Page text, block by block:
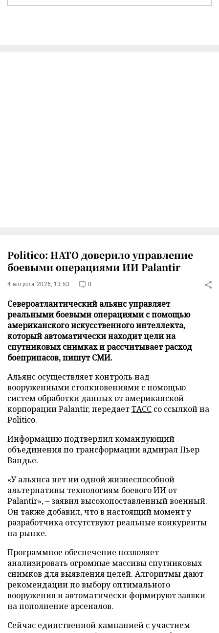
Politico: НАТО доверило управление
боевыми операциями ИИ Palantir
4 августа 2026, 13:53 0
Североатлантический альянс управляет
реальными боевыми операциями с помощью
американского искусственного интеллекта,
который автоматически находит цели на
спутниковых снимках и рассчитывает расход
боеприпасов, пишут СМИ.
Альянс осуществляет контроль над
вооруженными столкновениями с помощью
систем обработки данных от американской
корпорации Palantir, передаетТАСС со ссылкой на
Politico.
Информацию подтвердил командующий
объединения по трансформации адмирал Пьер
Вандье.
«У альянса нет ни одной жизнеспособной
альтернативы технологиям боевого ИИ от
Palantir», – заявил высокопоставленный военный.
Он также добавил, что в настоящий момент у
разработчика отсутствуют реальные конкуренты
на рынке.
Программное обеспечение позволяет
анализировать огромные массивы спутниковых
снимков для выявления целей. Алгоритмы дают
рекомендации по выбору оптимального
вооружения и автоматически формируют заявки
на пополнение арсеналов.
Сейчас единственной кампанией с участием